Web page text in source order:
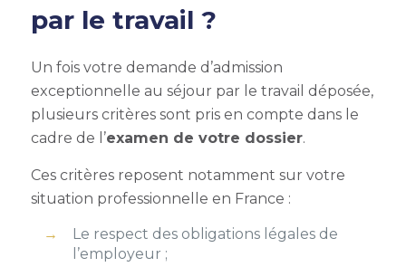
par le travail ?
Un fois votre demande d ’admission
exceptionnelle au séjour par le travail déposée,
plusieurs critères sont pris en compte dans le
cadre de l’examen de votre dossier.
Ces critères reposent notamment sur votre
situation professionnelle en France :
Le respect des obligations légales de
l’employeur ;